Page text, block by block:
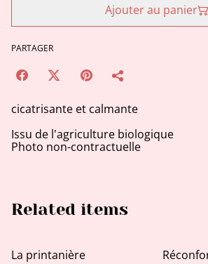
Ajouter au panier
PARTAGER
cicatrisante et calmante
Issu de l'agriculture biologique
Photo non-contractuelle
Related items
La printanière